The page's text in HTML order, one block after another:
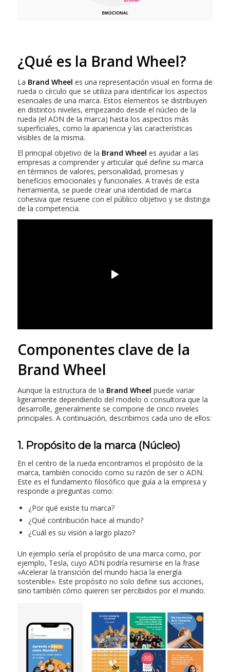
¿Qué es la Brand Wheel?
La Brand Wheel es una representación visual en forma de
rueda o círculo que se utiliza para identificar los aspectos
esenciales de una marca. Estos elementos se distribuyen
en distintos niveles, empezando desde el núcleo de la
rueda (el ADN de la marca) hasta los aspectos más
superficiales, como la apariencia y las características
visibles de la misma.
El principal objetivo de la Brand Wheel es ayudar a las
empresas a comprender y articular qué define su marca
en términos de valores, personalidad, promesas y
beneficios emocionales y funcionales. A través de esta
herramienta, se puede crear una identidad de marca
cohesiva que resuene con el público objetivo y se distinga
de la competencia.
Componentes clave de la
Brand Wheel
Aunque la estructura de la Brand Wheel puede variar
ligeramente dependiendo del modelo o consultora que la
desarrolle, generalmente se compone de cinco niveles
principales. A continuación, describimos cada uno de ellos:
1. Propósito de la marca (Núcleo)
En el centro de la rueda encontramos el propósito de la
marca, también conocido como su razón de ser o ADN.
Este es el fundamento filosófico que guía a la empresa y
responde a preguntas como:
¿Por qué existe tu marca?
¿Qué contribución hace al mundo?
¿Cuál es su visión a largo plazo?
Un ejemplo sería el propósito de una marca como, por
ejemplo, Tesla, cuyo ADN podría resumirse en la frase
«Acelerar la transición del mundo hacia la energía
sostenible». Este propósito no solo define sus acciones,
sino también cómo quieren ser percibidos por el mundo.